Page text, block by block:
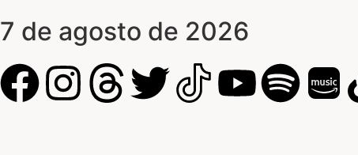
7 de agosto de 2026